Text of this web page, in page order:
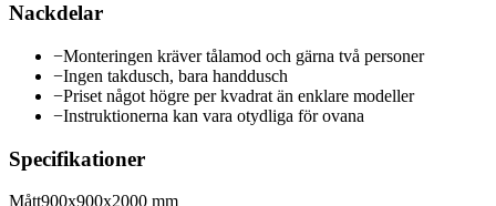
Nackdelar
−Monteringen kräver tålamod och gärna två personer
−Ingen takdusch, bara handdusch
−Priset något högre per kvadrat än enklare modeller
−Instruktionerna kan vara otydliga för ovana
Specifikationer
Mått900x900x2000 mm